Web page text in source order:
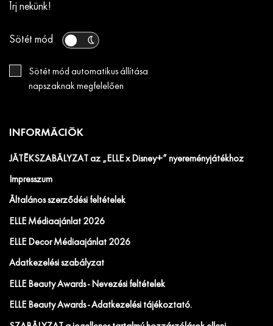
Írj nekünk!
Sötét mód
Sötét mód automatikus állítása
napszaknak megfelelően
INFORMÁCIÓK
JÁTÉKSZABÁLYZAT az „ELLE x Disney+” nyereményjátékhoz
Impresszum
Általános szerződési feltételek
ELLE Médiaajánlat 2026
ELLE Decor Médiaajánlat 2026
Adatkezelési szabályzat
ELLE Beauty Awards - Nevezési feltételek
ELLE Beauty Awards - Adatkezelési tájékoztató.